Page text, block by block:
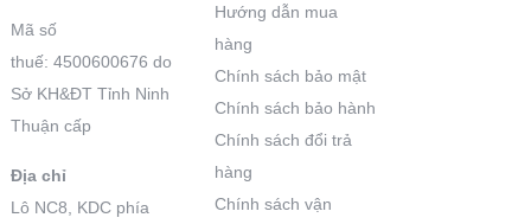
Mã số
thuế: 4500600676 do
Sở KH&ĐT Tỉnh Ninh
Thuận cấp
Địa chỉ
Lô NC8, KDC phía
Hướng dẫn mua
hàng
Chính sách bảo mật
Chính sách bảo hành
Chính sách đổi trả
hàng
Chính sách vận